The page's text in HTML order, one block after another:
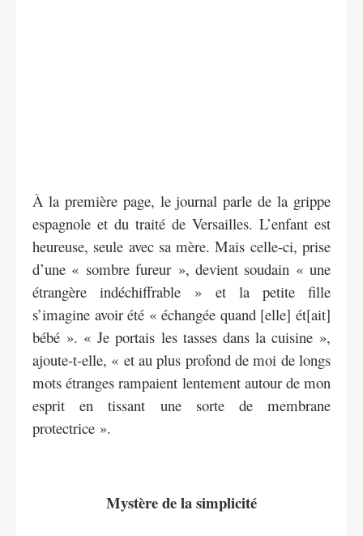
À la première page, le journal parle de la grippe
espagnole et du traité de Versailles. L’enfant est
heureuse, seule avec sa mère. Mais celle-ci, prise
d’une « sombre fureur », devient soudain « une
étrangère indéchiffrable » et la petite fille
s’imagine avoir été « échangée quand [elle] ét[ait]
bébé ». « Je portais les tasses dans la cuisine »,
ajoute-t-elle, « et au plus profond de moi de longs
mots étranges rampaient lentement autour de mon
esprit en tissant une sorte de membrane
protectrice ».
Mystère de la simplicité